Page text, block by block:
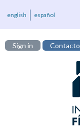
english español
Sign in Contacto